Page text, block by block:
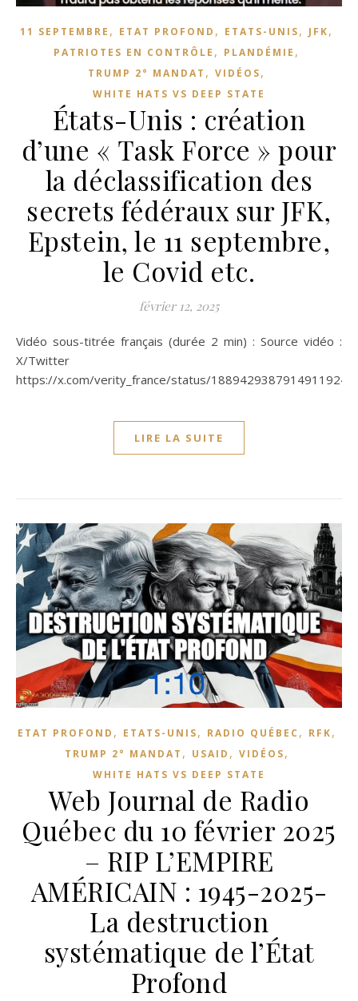
11 SEPTEMBRE , ETAT PROFOND , ETATS-UNIS, JFK,
PATRIOTES EN CONTRÔLE , PLANDÉMIE ,
TRUMP 2° MANDAT , VIDÉOS,
WHITE HATS VS DEEP STATE
États-Unis : création
d’une « Task Force » pour
la déclassification des
secrets fédéraux sur JFK,
Epstein, le 11 septembre,
le Covid etc.
février 12, 2025
Vidéo sous-titrée français (durée 2 min) : Source vidéo :
X/Twitter
https://x.com/verity_france/status/1889429387914911924
LIRE LA SUITE
ETAT PROFOND , ETATS-UNIS, RADIO QUÉBEC , RFK,
TRUMP 2° MANDAT , USAID , VIDÉOS,
WHITE HATS VS DEEP STATE
Web Journal de Radio
Québec du 10 février 2025
– RIP L’EMPIRE
AMÉRICAIN : 1945-2025-
La destruction
systématique de l’État
Profond